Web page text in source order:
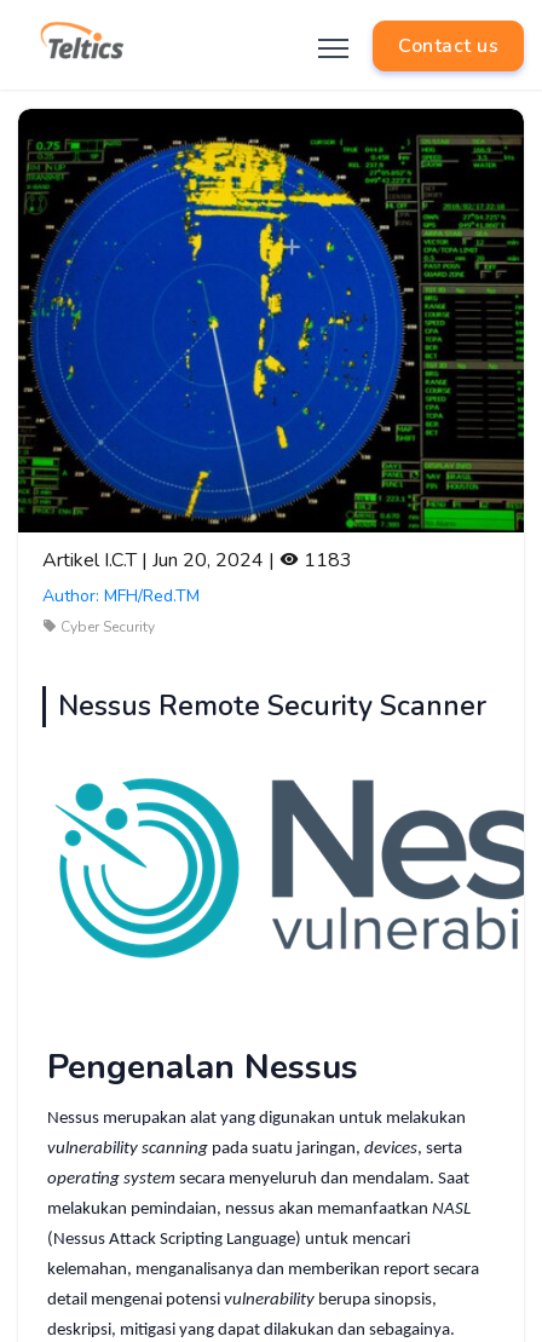
Contact us
Artikel I.C.T | Jun 20, 2024 | 1183
Author: MFH/Red.TM
Cyber Security
Nessus Remote Security Scanner
Pengenalan Nessus
Nessus merupakan alat yang digunakan untuk melakukan
vulnerability scanning pada suatu jaringan, devices, serta
operating system secara menyeluruh dan mendalam. Saat
melakukan pemindaian, nessus akan memanfaatkan NASL
(Nessus Attack Scripting Language) untuk mencari
kelemahan, menganalisanya dan memberikan report secara
detail mengenai potensi vulnerability berupa sinopsis,
deskripsi, mitigasi yang dapat dilakukan dan sebagainya.